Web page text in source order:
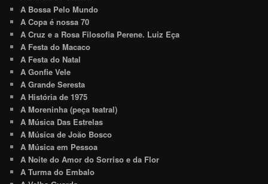
A Bossa Pelo Mundo
A Copa é nossa 70
A Cruz e a Rosa Filosofia Perene. Luiz Eça
A Festa do Macaco
A Festa do Natal
A Gonfie Vele
A Grande Seresta
A História de 1975
A Moreninha (peça teatral)
A Música Das Estrelas
A Música de João Bosco
A Música em Pessoa
A Noite do Amor do Sorriso e da Flor
A Turma do Embalo